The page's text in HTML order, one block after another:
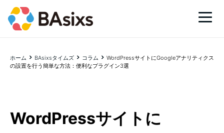
ホーム BAsixsタイムズ コラム
WordPressサイトにGoogleアナリティクス
の設置を行う簡単な方法：便利なプラグイン3選
WordPressサイトに